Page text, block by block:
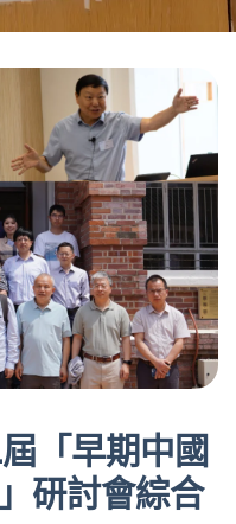
「早期中國
研討會綜合